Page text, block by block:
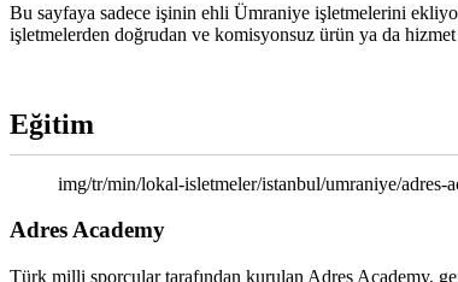
Bu sayfaya sadece işinin ehli Ümraniye işletmelerini
işletmelerden doğrudan ve komisyonsuz ürün ya da hizmet
Eğitim
img/tr/min/lokal-isletmeler/istanbul/umraniye/adres-
Adres Academy
Türk milli sporcular tarafından kurulan Adres Academy,